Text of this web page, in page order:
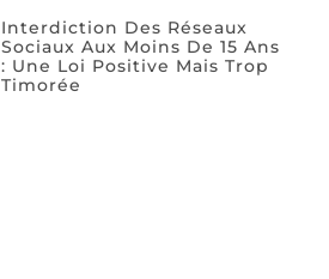
Interdiction Des Réseaux
Sociaux Aux Moins De 15 Ans
: Une Loi Positive Mais Trop
Timorée